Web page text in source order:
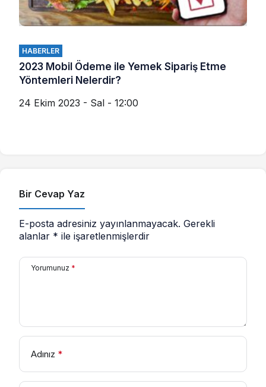
HABERLER
2023 Mobil Ödeme ile Yemek Sipariş Etme
Yöntemleri Nelerdir?
24 Ekim 2023 - Sal - 12:00
Bir Cevap Yaz
E-posta adresiniz yayınlanmayacak. Gerekli
alanlar * ile işaretlenmişlerdir
Yorumunuz *
Adınız *